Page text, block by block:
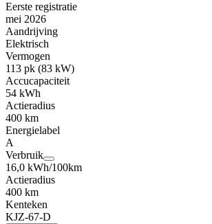
Eerste registratie
mei 2026
Aandrijving
Elektrisch
Vermogen
113 pk (83 kW)
Accucapaciteit
54 kWh
Actieradius
400 km
Energielabel
A
Verbruik
16,0 kWh/100km
Actieradius
400 km
Kenteken
KJZ-67-D